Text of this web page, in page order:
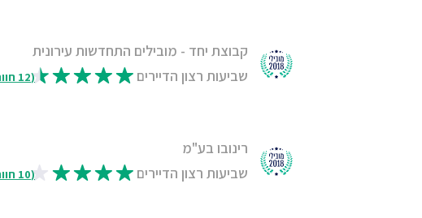
קבוצת יחד - מובילים התחדשות עירונית
שביעות רצון הדיירים
(12 חוות דעת)
רינובו בע"מ
שביעות רצון הדיירים
(10 חוות דעת)